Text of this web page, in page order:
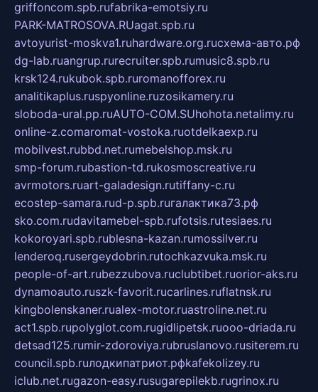
griffoncom.spb.rufabrika-emotsiy.ru
PARK-MATROSOVA.RUagat.spb.ru
avtoyurist-moskva1.ruhardware.org.ruсхема-авто.рф
dg-lab.ruangrup.rurecruiter.spb.rumusic8.spb.ru
krsk124.rukubok.spb.ruromanofforex.ru
analitikaplus.ruspyonline.ruzosikamery.ru
sloboda-ural.pp.ruAUTO-COM.SUhohota.netalimy.ru
online-z.comaromat-vostoka.ruotdelkaexp.ru
mobilvest.rubbd.net.rumebelshop.msk.ru
smp-forum.rubastion-td.rukosmoscreative.ru
avrmotors.ruart-galadesign.rutiffany-c.ru
ecostep-samara.rud-p.spb.ruгалактика73.рф
sko.com.rudavitamebel-spb.rufotsis.rutesiaes.ru
kokoroyari.spb.rublesna-kazan.rumossilver.ru
lenderoq.rusergeydobrin.rutochkazvuka.msk.ru
people-of-art.rubezzubova.ruclubtibet.ruorior-aks.ru
dynamoauto.ruszk-favorit.rucarlines.ruflatnsk.ru
kingbolenskaner.rualex-motor.ruastroline.net.ru
act1.spb.rupolyglot.com.rugidlipetsk.ruooo-driada.ru
detsad125.rumir-zdoroviya.rubruslanovo.rusiterem.ru
council.spb.ruлодкипатриот.рфkafekolizey.ru
iclub.net.rugazon-easy.rusugarepilekb.rugrinox.ru